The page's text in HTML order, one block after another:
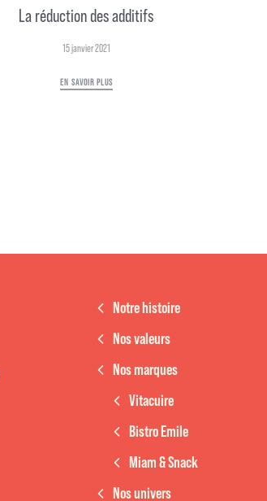
La réduction des additifs
15 janvier 2021
EN SAVOIR PLUS
Notre histoire
Nos valeurs
Nos marques
Vitacuire
Bistro Emile
Miam & Snack
Nos univers